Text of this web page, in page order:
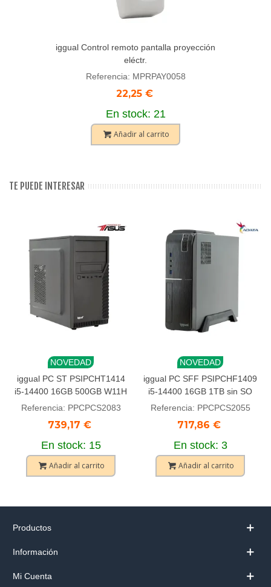
iggual Control remoto pantalla proyección
eléctr.
Referencia: MPRPAY0058
22,25 €
En stock: 21
Añadir al carrito
TE PUEDE INTERESAR
NOVEDAD
iggual PC ST PSIPCHT1414
i5-14400 16GB 500GB W11H
Referencia: PPCPCS2083
739,17 €
En stock: 15
Añadir al carrito
NOVEDAD
iggual PC SFF PSIPCHF1409
i5-14400 16GB 1TB sin SO
Referencia: PPCPCS2055
717,86 €
En stock: 3
Añadir al carrito
Productos
Información
Mi Cuenta